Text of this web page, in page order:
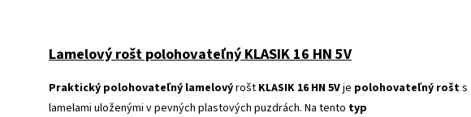
Lamelový rošt polohovateľný KLASIK 16 HN 5V
Praktický polohovateľný lamelovýrošt KLASIK 16 HN 5Vje polohovateľný rošts
lamelami uloženými v pevných plastových puzdrách. Na tento typ